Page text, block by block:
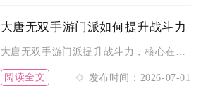
大唐无双手游门派如何提升战斗力
阅读全文 发布时间：2026-07-01